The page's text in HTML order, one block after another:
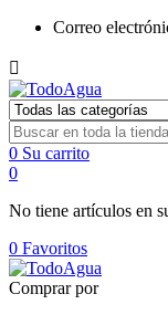
Correo

0 Su carrito
0
No tiene artículos en
0 Favoritos
Comprar por